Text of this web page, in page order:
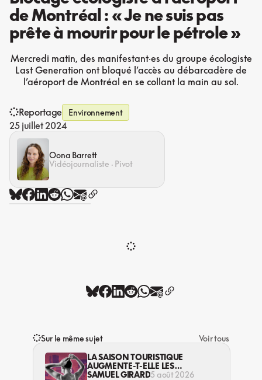
de Montréal : « Je ne suis pas
prête à mourir pour le pétrole »
Mercredi matin, des manifestant·es du groupe écologiste
Last Generation ont bloqué l’accès au débarcadère de
l’aéroport de Montréal en se collant la main au sol.
Reportage Environnement
25 juillet 2024
Oona Barrett
Vidéojournaliste · Pivot
Sur le même sujet
Voir tous
LA SAISON TOURISTIQUE
AUGMENTE-T-ELLE LES
VIOLENCES CONTRE LES
SAMUEL GIRARD5 août 2026